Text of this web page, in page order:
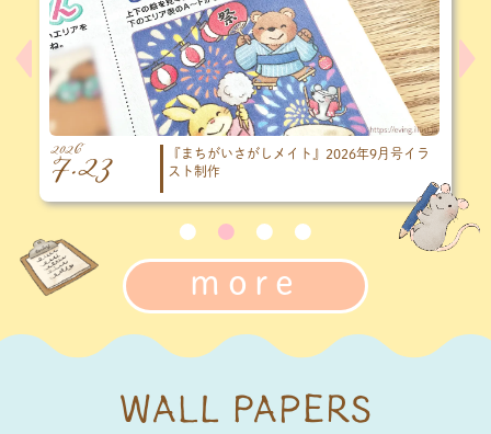
2026
7.1 7月スマホ壁紙｜夏の海を楽しむイラスト
more
WALL PAPERS